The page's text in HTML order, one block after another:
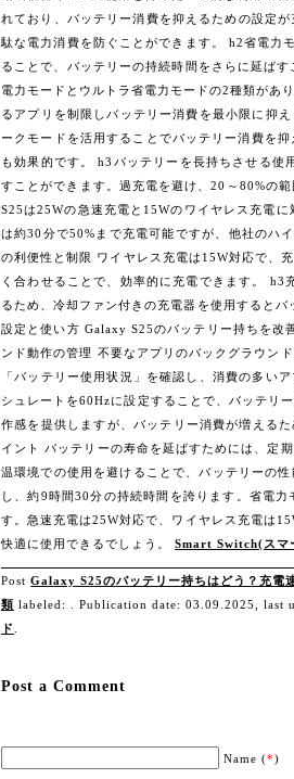
れており、バッテリー消費を抑えるための設定
駄な電力消費を防ぐことができます。 h2省電力
ることで、バッテリーの持続時間をさらに延ば
電力モードとウルトラ省電力モードの2種類があ
るアプリを制限しバッテリー消費を最小限に抑
ークモードを活用することでバッテリー消費を
も効果的です。 h3バッテリーを長持ちさせる
すことができます。過充電を避け、20～80%の
S25は25Wの急速充電と15Wのワイヤレス充電
は約30分で50%まで充電可能ですが、他社のハ
の利便性と制限 ワイヤレス充電は15W対応で、
く合わせることで、効率的に充電できます。
るため、冷却ファン付きの充電器を使用すると
設定と使い方 Galaxy S25のバッテリー持ちを改
ンド動作の管理 不要なアプリのバックグラウン
「バッテリー使用状況」を確認し、消費の多い
シュレートを60Hzに設定することで、バッテリ
作感を提供しますが、バッテリー消費が増える
イント バッテリーの寿命を延ばすためには、定
温環境での使用を避けることで、バッテリーの
し、約9時間30分の持続時間を誇ります。省電
す。急速充電は25W対応で、ワイヤレス充電は
快適に使用できるでしょう。Smart Switch(スマ
PostGalaxy S25のバッテリー持ちはどう？充電
類 labeled: . Publication date: 03.09.2025, last
ド
Post a Comment
Name (*)